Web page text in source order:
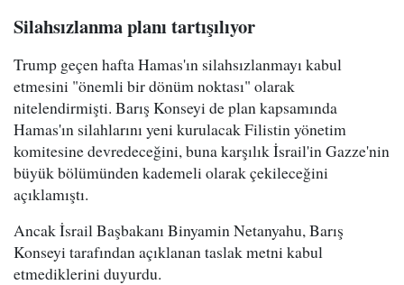
Silahsızlanma planı tartışılıyor
Trump geçen hafta Hamas'ın silahsızlanmayı kabul
etmesini "önemli bir dönüm noktası" olarak
nitelendirmişti. Barış Konseyi de plan kapsamında
Hamas'ın silahlarını yeni kurulacak Filistin yönetim
komitesine devredeceğini, buna karşılık İsrail'in Gazze'nin
büyük bölümünden kademeli olarak çekileceğini
açıklamıştı.
Ancak İsrail Başbakanı Binyamin Netanyahu, Barış
Konseyi tarafından açıklanan taslak metni kabul
etmediklerini duyurdu.